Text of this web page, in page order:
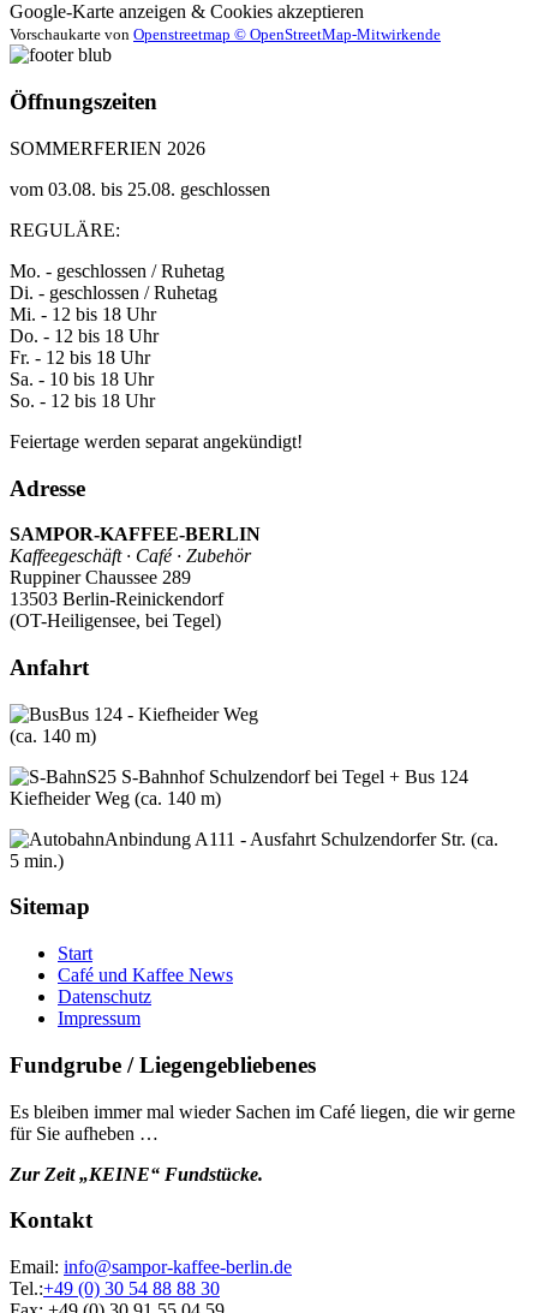
Google-Karte anzeigen & Cookies akzeptieren
Vorschaukarte von Openstreetmap © OpenStreetMap-Mitwirkende
Öffnungszeiten
SOMMERFERIEN 2026
vom 03.08. bis 25.08. geschlossen
REGULÄRE:
Mo. - geschlossen / Ruhetag
Di. - geschlossen / Ruhetag
Mi. - 12 bis 18 Uhr
Do. - 12 bis 18 Uhr
Fr. - 12 bis 18 Uhr
Sa. - 10 bis 18 Uhr
So. - 12 bis 18 Uhr
Feiertage werden separat angekündigt!
Adresse
SAMPOR-KAFFEE-BERLIN
Kaffeegeschäft · Café · Zubehör
Ruppiner Chaussee 289
13503 Berlin-Reinickendorf
(OT-Heiligensee, bei Tegel)
Anfahrt
Bus 124 - Kiefheider Weg
(ca. 140 m)
S25 S-Bahnhof Schulzendorf bei Tegel + Bus 124
Kiefheider Weg (ca. 140 m)
Anbindung A111 - Ausfahrt Schulzendorfer Str. (ca.
5 min.)
Sitemap
Start
Café und Kaffee News
Datenschutz
Impressum
Fundgrube / Liegengebliebenes
Es bleiben immer mal wieder Sachen im Café liegen, die wir gerne
für Sie aufheben …
Zur Zeit „KEINE“ Fundstücke.
Kontakt
Email: info@sampor-kaffee-berlin.de
Tel.:+49 (0) 30 54 88 88 30